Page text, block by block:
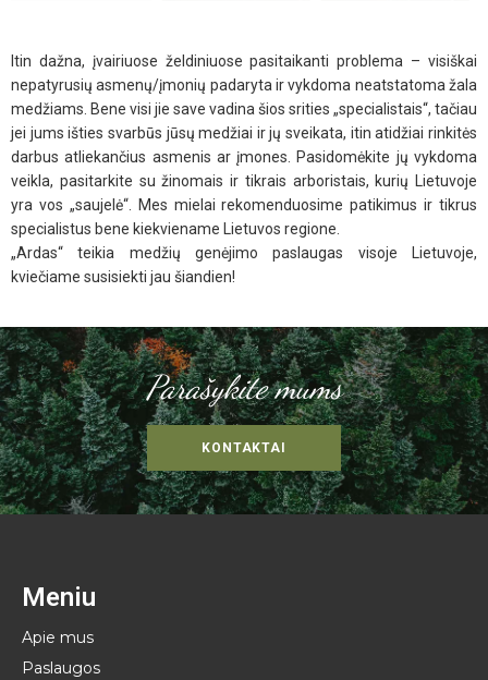
Itin dažna, įvairiuose želdiniuose pasitaikanti problema – visiškai
nepatyrusių asmenų/įmonių padaryta ir vykdoma neatstatoma žala
medžiams. Bene visi jie save vadina šios srities „specialistais“, tačiau
jei jums išties svarbūs jūsų medžiai ir jų sveikata, itin atidžiai rinkitės
darbus atliekančius asmenis ar įmones. Pasidomėkite jų vykdoma
veikla, pasitarkite su žinomais ir tikrais arboristais, kurių Lietuvoje
yra vos „saujelė“. Mes mielai rekomenduosime patikimus ir tikrus
specialistus bene kiekviename Lietuvos regione.
„Ardas“ teikia medžių genėjimo paslaugas visoje Lietuvoje,
kviečiame susisiekti jau šiandien!
Parašykite mums
KONTAKTAI
Meniu
Apie mus
Paslaugos